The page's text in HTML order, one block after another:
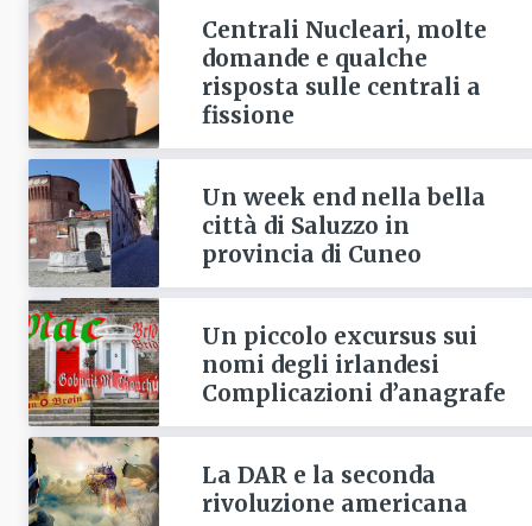
Centrali Nucleari, molte
domande e qualche
risposta sulle centrali a
fissione
Un week end nella bella
città di Saluzzo in
provincia di Cuneo
Un piccolo excursus sui
nomi degli irlandesi
Complicazioni d’anagrafe
La DAR e la seconda
rivoluzione americana